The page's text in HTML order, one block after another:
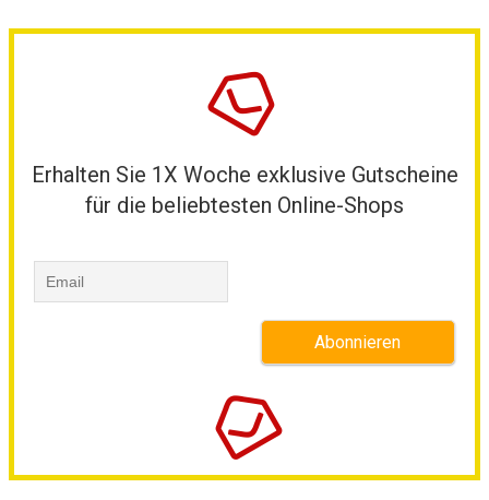
Erhalten Sie 1X Woche exklusive Gutscheine
für die beliebtesten Online-Shops